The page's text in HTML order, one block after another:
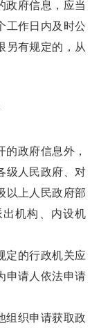
府信息，应当
工作日内及时公
另有规定的，从
政府信息外，
级人民政府、对
以上人民政府部
机构、内设机
的行政机关应
申请人依法申请
织申请获取政